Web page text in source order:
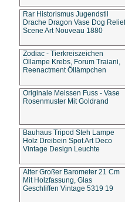
Rar Historismus Jugendstil
Drache Dragon Vase Dog Relief
Scene Art Nouveau 1880
Zodiac - Tierkreiszeichen
Öllampe Krebs, Forum Traiani,
Reenactment Öllämpchen
Originale Meissen Fuss - Vase
Rosenmuster Mit Goldrand
Bauhaus Tripod Steh Lampe
Holz Dreibein Spot Art Deco
Vintage Design Leuchte
Alter Großer Barometer 21 Cm
Mit Holzfassung, Glas
Geschliffen Vintage 5319 19